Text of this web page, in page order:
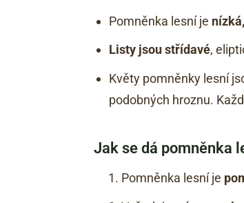
Pomněnka lesní je
Listy jsou střídavé,
Květy pomněnky lesní
podobných hroznu.
Jak se dá pomněnka
Pomněnka lesní je